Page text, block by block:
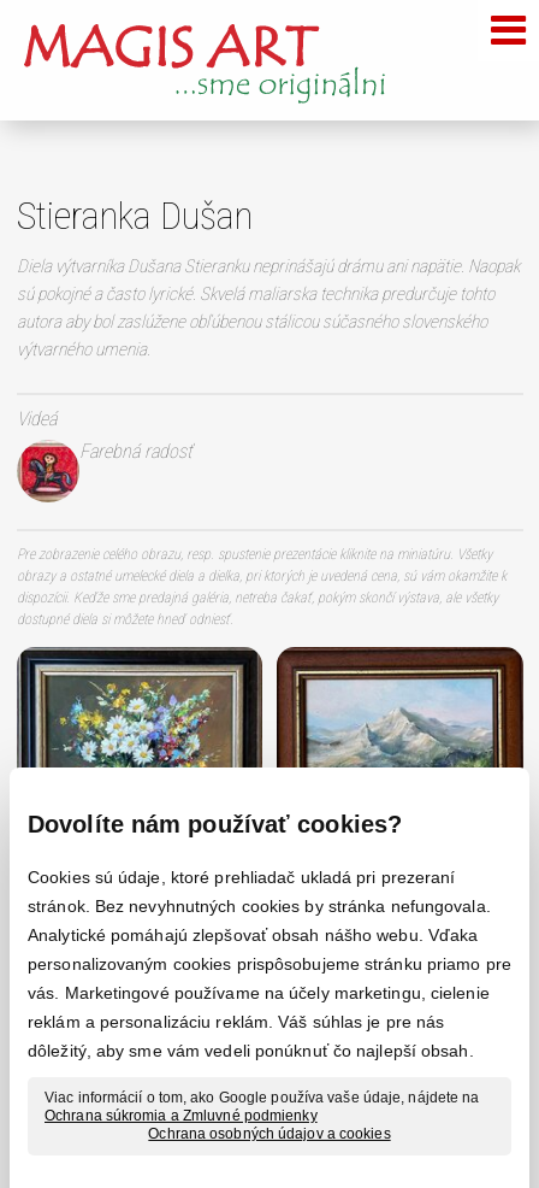
Stieranka Dušan
Diela výtvarníka Dušana Stieranku neprinášajú drámu ani napätie. Naopak
sú pokojné a často lyrické. Skvelá maliarska technika predurčuje tohto
autora aby bol zaslúžene obľúbenou stálicou súčasného slovenského
výtvarného umenia.
Videá
Farebná radosť
Pre zobrazenie celého obrazu, resp. spustenie prezentácie kliknite na miniatúru. Všetky
obrazy a ostatné umelecké diela a dielka, pri ktorých je uvedená cena, sú vám okamžite k
dispozícii. Keďže sme predajná galéria, netreba čakať, pokým skončí výstava, ale všetky
dostupné diela si môžete hneď odniesť.
Dušan Stieranka, Jarná kytica “S“,
zarámované 49x39 cm
Dušan Stieranka, Krajina pod horou “Na
stráni“, Olejomaľba na plátne 39x29 cm,
zarámované 50x40 cm
Dovolíte nám používať cookies?
Cookies sú údaje, ktoré prehliadač ukladá pri prezeraní
stránok. Bez nevyhnutných cookies by stránka nefungovala.
Analytické pomáhajú zlepšovať obsah nášho webu. Vďaka
personalizovaným cookies prispôsobujeme stránku priamo pre
vás. Marketingové používame na účely marketingu, cielenie
reklám a personalizáciu reklám. Váš súhlas je pre nás
dôležitý, aby sme vám vedeli ponúknuť čo najlepší obsah.
Viac informácií o tom, ako Google používa vaše údaje, nájdete na
Ochrana súkromia a Zmluvné podmienky
Ochrana osobných údajov a cookies